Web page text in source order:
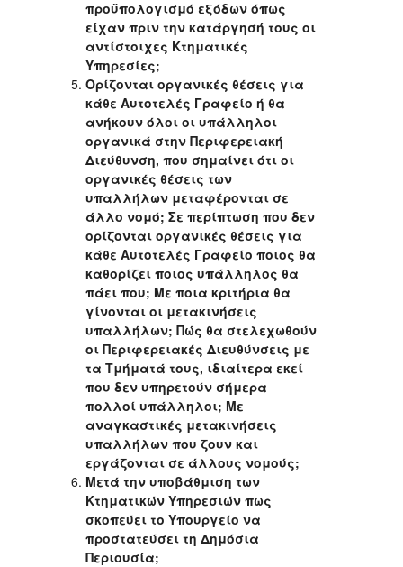
προϋπολογισμό εξόδων όπως
είχαν πριν την κατάργησή τους οι
αντίστοιχες Κτηματικές
Υπηρεσίες;
Ορίζονται οργανικές θέσεις για
κάθε Αυτοτελές Γραφείο ή θα
ανήκουν όλοι οι υπάλληλοι
οργανικά στην Περιφερειακή
Διεύθυνση, που σημαίνει ότι οι
οργανικές θέσεις των
υπαλλήλων μεταφέρονται σε
άλλο νομό; Σε περίπτωση που δεν
ορίζονται οργανικές θέσεις για
κάθε Αυτοτελές Γραφείο ποιος θα
καθορίζει ποιος υπάλληλος θα
πάει που; Με ποια κριτήρια θα
γίνονται οι μετακινήσεις
υπαλλήλων; Πώς θα στελεχωθούν
οι Περιφερειακές Διευθύνσεις με
τα Τμήματά τους, ιδιαίτερα εκεί
που δεν υπηρετούν σήμερα
πολλοί υπάλληλοι; Με
αναγκαστικές μετακινήσεις
υπαλλήλων που ζουν και
εργάζονται σε άλλους νομούς;
Μετά την υποβάθμιση των
Κτηματικών Υπηρεσιών πως
σκοπεύει το Υπουργείο να
προστατεύσει τη Δημόσια
Περιουσία;